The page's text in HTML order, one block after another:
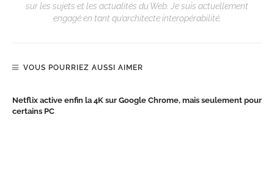
sur les sujets et les actualités du Web. Je suis actuellement
engagé en tant qu’architecte interopérabilité.
VOUS POURRIEZ AUSSI AIMER
Netflix active enfin la 4K sur Google Chrome, mais seulement pour
certains PC